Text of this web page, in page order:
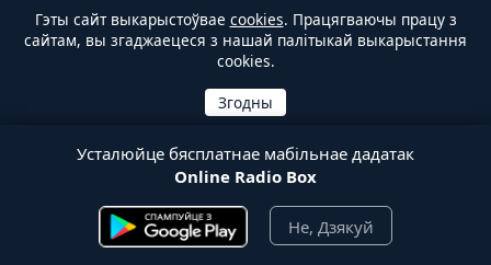
Гэты сайт выкарыстоўвае cookies. Працягваючы працу з
сайтам, вы згаджаецеся з нашай палітыкай выкарыстання
cookies.
Усталюйце бясплатнае мабільнае дадатак
Online Radio Box
Не, Дзякуй